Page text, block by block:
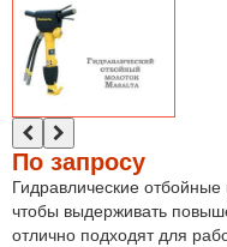
По запросу
Гидравлические отбойные
чтобы выдерживать
отлично подходят для